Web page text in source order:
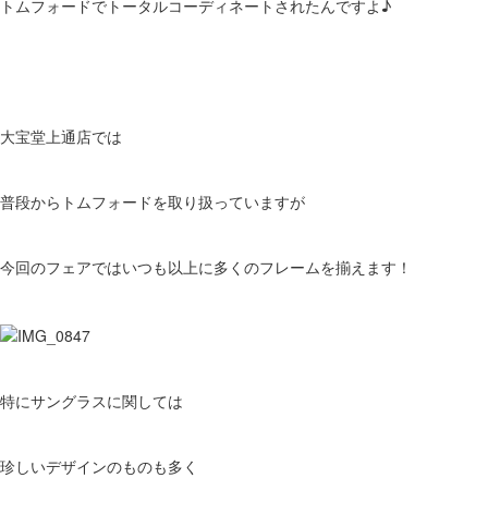
トムフォードでトータルコーディネートされたんですよ♪
大宝堂上通店では
普段からトムフォードを取り扱っていますが
今回のフェアではいつも以上に多くのフレームを揃えます！
特にサングラスに関しては
珍しいデザインのものも多く